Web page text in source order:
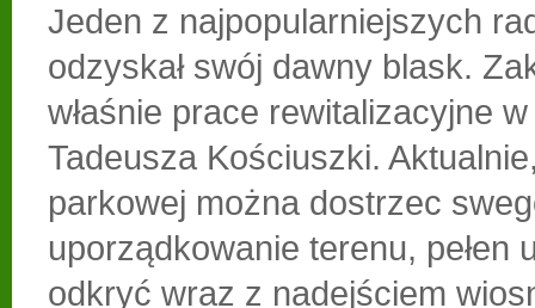
Jeden z najpopularniejszych
odzyskał swój dawny blask.
właśnie prace rewitalizacyjne
Tadeusza Kościuszki.
parkowej można dostrzec
uporządkowanie terenu, pełen
odkryć wraz z nadejściem